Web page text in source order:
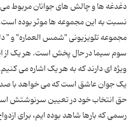
دغدغه ها و چالش های جوانان مربوط
نسبت به این مجموعه ها موثر بوده
مجموعه تلویزیونی "شمس العماره" و "
سوم سیما در حال پخش است. هر یک از
ویژه ای دارند که به هر یک اشاره می
یک جوان عاشق است که می خواهد با
حق انتخاب خود در تعیین سرنوشتش
رسمی که بارها شاهد بوده ایم، برای